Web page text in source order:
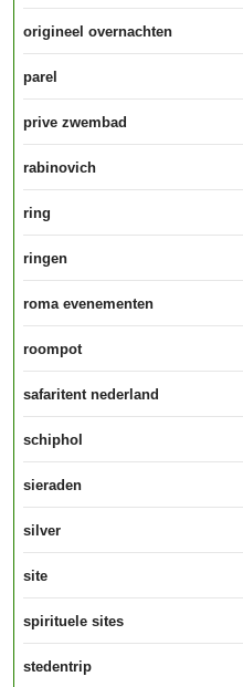
origineel overnachten
parel
prive zwembad
rabinovich
ring
ringen
roma evenementen
roompot
safaritent nederland
schiphol
sieraden
silver
site
spirituele sites
stedentrip